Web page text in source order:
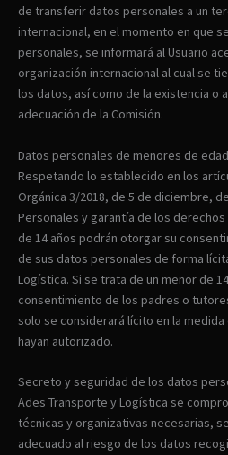
de transferir datos personales a un
internacional, en el momento en que
personales, se informará al Usuario
organización internacional al cual se
los datos, así como de la existencia o
adecuación de la Comisión.
Datos personales de menores de edad
Respetando lo establecido en los
Orgánica 3/2018, de 5 de diciembre,
Personales y garantía de los
de 14 años podrán otorgar su
de sus datos personales de forma
Logística. Si se trata de un menor de
consentimiento de los padres o
solo se considerará lícito en la medida
hayan autorizado.
Secreto y seguridad de los datos
Ades Transporte y Logística se
técnicas y organizativas necesarias,
adecuado al riesgo de los datos